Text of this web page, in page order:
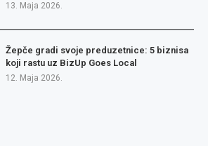
13. Maja 2026.
Žepče gradi svoje preduzetnice: 5 biznisa
koji rastu uz BizUp Goes Local
12. Maja 2026.